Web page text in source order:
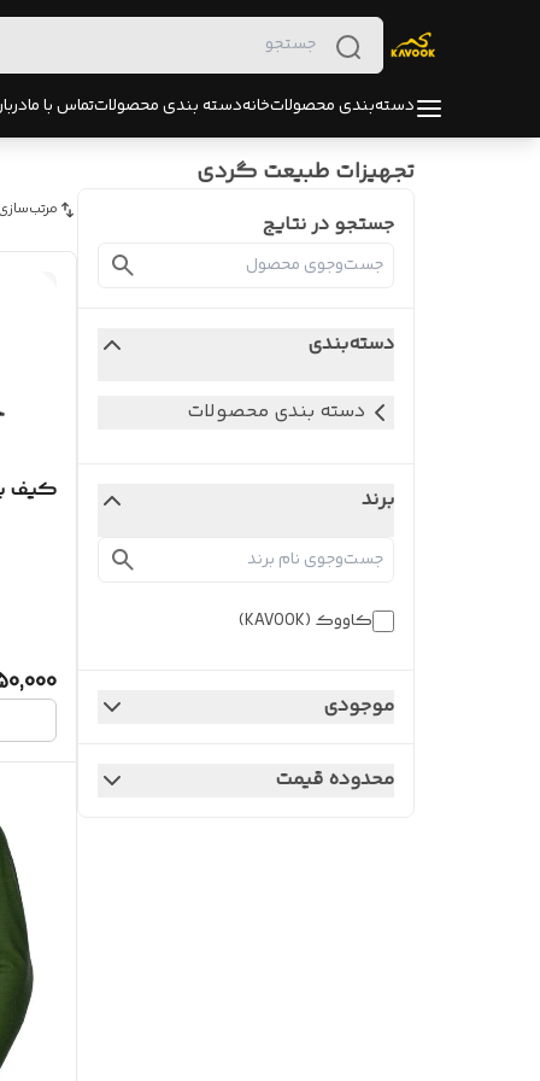
دسته‌بندی محصولاتخانهدسته بندی محصولاتتماس با ما
تجهیزات طبیعت گردی
جستجو در نتایج
دسته‌بندی
دسته بندی محصولات
برند
کاووک (KAVOOK)
موجودی
محدوده قیمت
کیف